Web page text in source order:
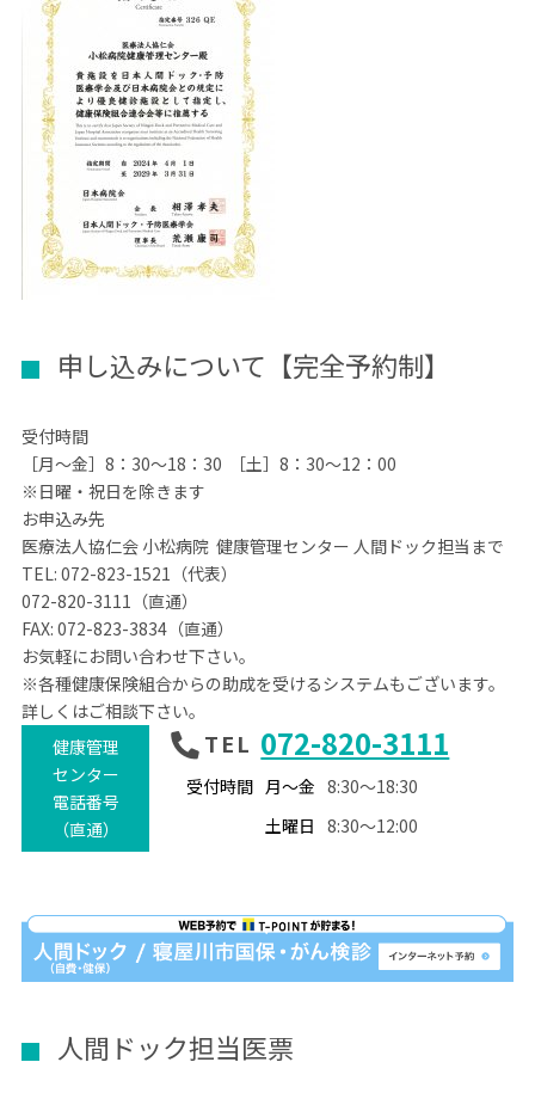
申し込みについて【完全予約制】
受付時間
［月～金］8：30～18：30 ［土］8：30～12：00
※日曜・祝日を除きます
お申込み先
医療法人協仁会 小松病院 健康管理センター 人間ドック担当まで
TEL: 072-823-1521（代表）
072-820-3111（直通）
FAX: 072-823-3834（直通）
お気軽にお問い合わせ下さい。
※各種健康保険組合からの助成を受けるシステムもございます。
詳しくはご相談下さい。
健康管理
センター
電話番号
（直通）
TEL 072-820-3111
受付時間 月～金 8:30～18:30
土曜日
8:30～12:00
人間ドック担当医票